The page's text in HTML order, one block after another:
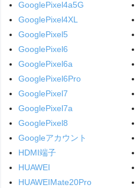
GooglePixel4a5G
GooglePixel4XL
GooglePixel5
GooglePixel6
GooglePixel6a
GooglePixel6Pro
GooglePixel7
GooglePixel7a
GooglePixel8
Googleアカウント
HDMI端子
HUAWEI
HUAWEIMate20Pro